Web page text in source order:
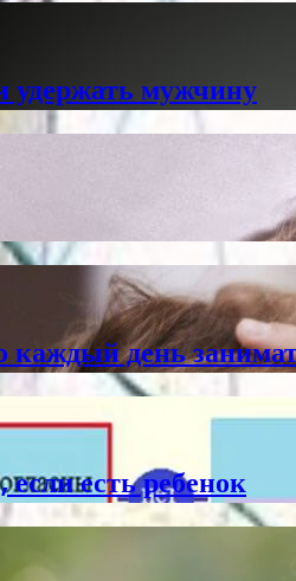
удержать мужчину
каждый день
если есть ребенок